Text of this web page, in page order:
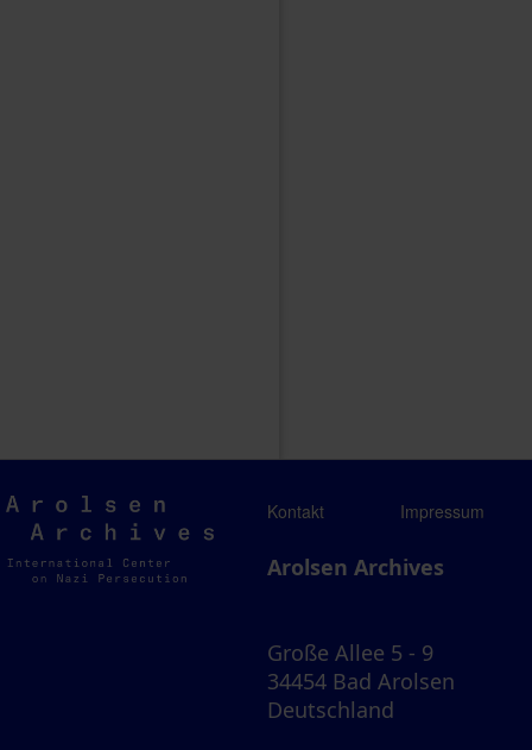
Arolsen
Archives
Kontakt Impressum
Arolsen Archives
Große Allee 5 - 9
34454 Bad Arolsen
Deutschland